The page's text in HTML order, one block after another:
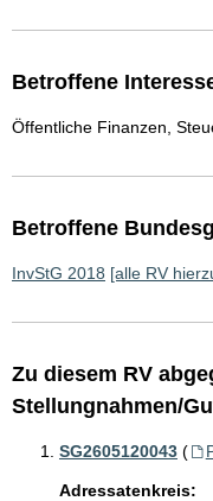
Betroffene
Öffentliche Finanzen,
Betroffene
InvStG 2018 [alle RV
Zu diesem RV
Stellungnahmen/
SG2605120043 (
Adressatenkreis: